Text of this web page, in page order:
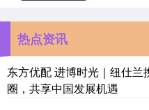
热点资讯
东方优配 进博时光｜纽仕
圈，共享中国发展机遇